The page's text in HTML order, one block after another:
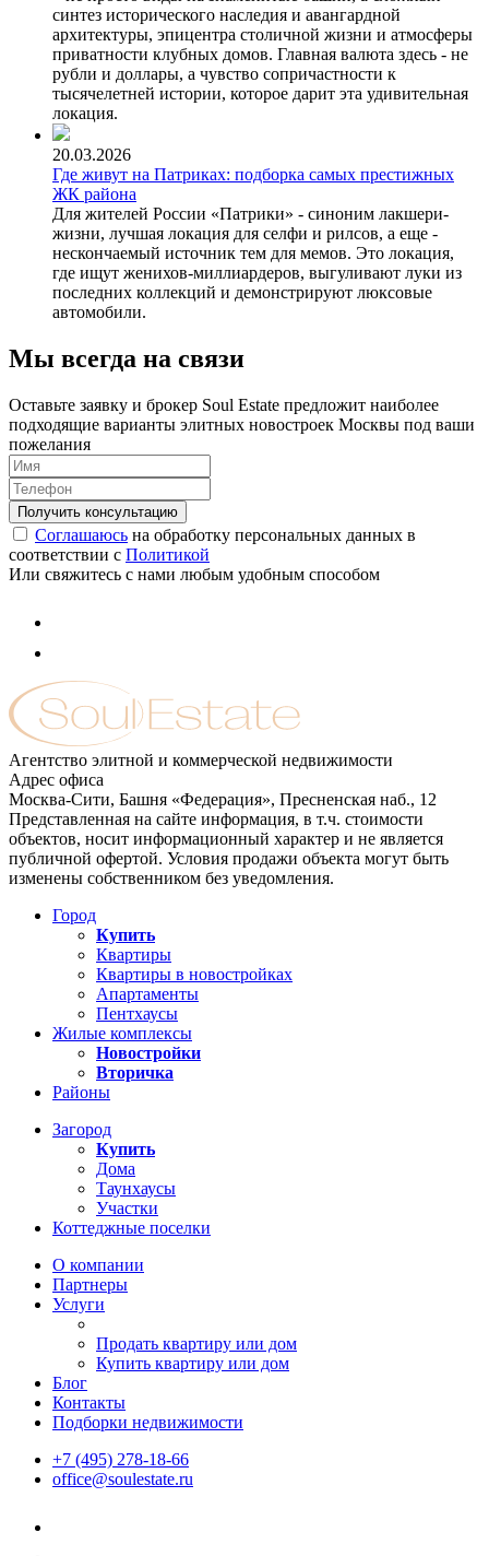
синтез исторического наследия и авангардной
архитектуры, эпицентра столичной жизни и атмосферы
приватности клубных домов. Главная валюта здесь - не
рубли и доллары, а чувство сопричастности к
тысячелетней истории, которое дарит эта удивительная
локация.
20.03.2026
Где живут на Патриках: подборка самых престижных
ЖК района
Для жителей России «Патрики» - синоним лакшери-
жизни, лучшая локация для селфи и рилсов, а еще -
нескончаемый источник тем для мемов. Это локация,
где ищут женихов-миллиардеров, выгуливают луки из
последних коллекций и демонстрируют люксовые
автомобили.
Мы всегда на связи
Оставьте заявку и брокер Soul Estate предложит наиболее
подходящие варианты элитных новостроек Москвы под ваши
пожелания
Соглашаюсь на обработку персональных данных в
соответствии с Политикой
Или свяжитесь с нами любым удобным способом
Агентство элитной и коммерческой недвижимости
Адрес офиса
Москва-Сити, Башня «Федерация», Пресненская наб., 12
Представленная на сайте информация, в т.ч. стоимости
объектов, носит информационный характер и не является
публичной офертой. Условия продажи объекта могут быть
изменены собственником без уведомления.
Город
Купить
Квартиры
Квартиры в новостройках
Апартаменты
Пентхаусы
Жилые комплексы
Новостройки
Вторичка
Районы
Загород
Купить
Дома
Таунхаусы
Участки
Коттеджные поселки
О компании
Партнеры
Услуги
Продать квартиру или дом
Купить квартиру или дом
Блог
Контакты
Подборки недвижимости
+7 (495) 278-18-66
office@soulestate.ru